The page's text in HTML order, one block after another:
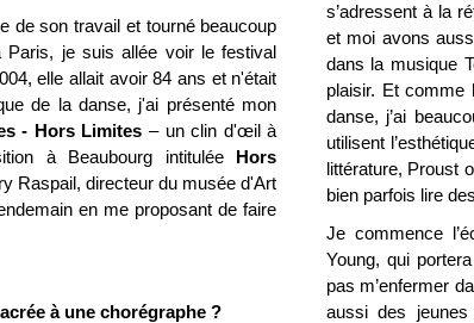
de son travail et tourné beaucoup
je suis allée voir le festival
elle allait avoir 84 ans et n'était
de la danse, j'ai présenté mon
- Hors Limites – un clin d'œil à
à Beaubourg intitulée
Hors
Raspail, directeur du musée d'Art
en me proposant de faire
à une chorégraphe ?
s’adressent à la
et moi avons
dans la musique
plaisir. Et comme
danse, j’ai
utilisent
littérature, Proust
bien parfois lire
Je commence
Young, qui
pas m’enfermer
aussi des